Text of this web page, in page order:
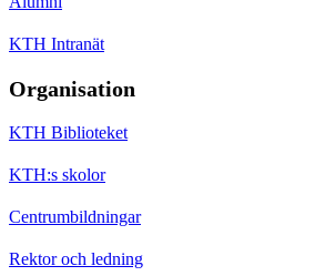
KTH Intranät
Organisation
KTH Biblioteket
KTH:s skolor
Centrumbildningar
Rektor och ledning